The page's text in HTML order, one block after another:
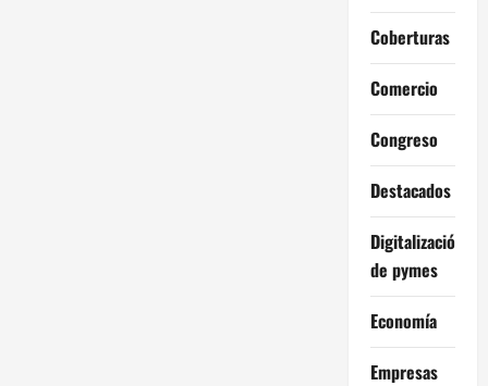
Coberturas
Comercio
Congreso
Destacados
Digitalización
de pymes
Economía
Empresas